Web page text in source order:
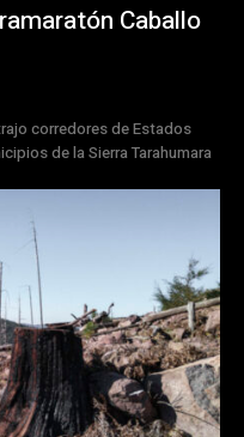
Caballo
corredores de Estados
de la Sierra Tarahumara